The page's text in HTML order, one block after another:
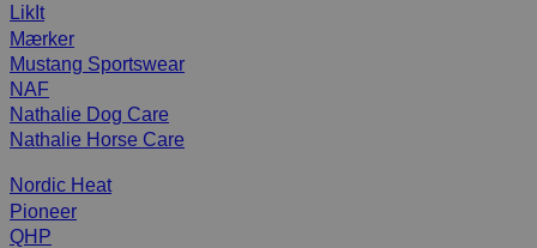
LikIt
Mærker
Mustang Sportswear
NAF
Nathalie Dog Care
Nathalie Horse Care
Nordic Heat
Pioneer
QHP